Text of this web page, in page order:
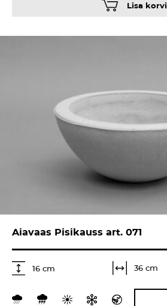
Lisa korvi
Aiavaas Pisikauss art. 071
16 cm 36 cm